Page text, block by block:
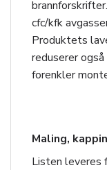
cfc/kfk
Produktets
reduserer
forenkler
Maling,
Listen leveres